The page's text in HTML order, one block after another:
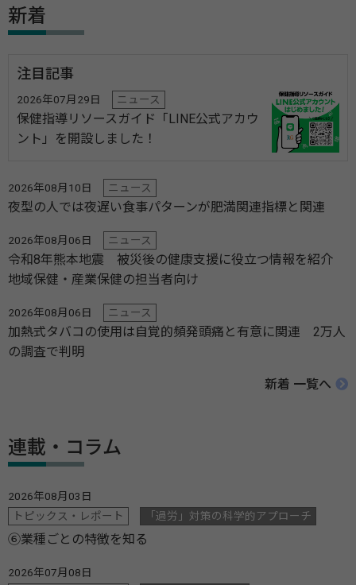
新着
注目記事
2026年07月29日 ニュース
保健指導リソースガイド「LINE公式アカウ
ント」を開設しました！
2026年08月10日 ニュース
夜型の人では夜遅い食事パターンが肥満関連指標と関連
2026年08月06日 ニュース
令和8年熊本地震 被災後の健康支援に役立つ情報を紹介
地域保健・産業保健の担当者向け
2026年08月06日 ニュース
加熱式タバコの使用は自覚的頻発頭痛と有意に関連 2万人
の調査で判明
新着 一覧へ
連載・コラム
2026年08月03日
トピックス・レポート
「過労」対策の科学的アプローチ
⑥業種ごとの特徴を知る
2026年07月08日